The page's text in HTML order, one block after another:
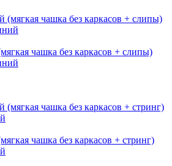
чашка без каркасов + слипы)
чашка без каркасов + стринг)